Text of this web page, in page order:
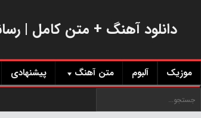
دانلود آهنگ + متن کامل |
موزیک آلبوم متن آهنگ پیشنهادی